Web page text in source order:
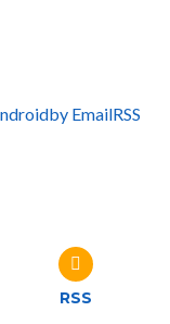
by EmailRSS
RSS